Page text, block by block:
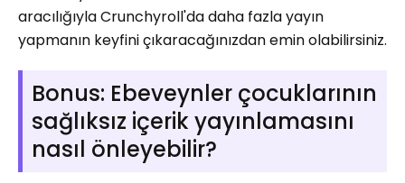
aracılığıyla Crunchyroll'da daha fazla yayın
yapmanın keyfini çıkaracağınızdan emin olabilirsiniz.
Bonus: Ebeveynler çocuklarının
sağlıksız içerik yayınlamasını
nasıl önleyebilir?